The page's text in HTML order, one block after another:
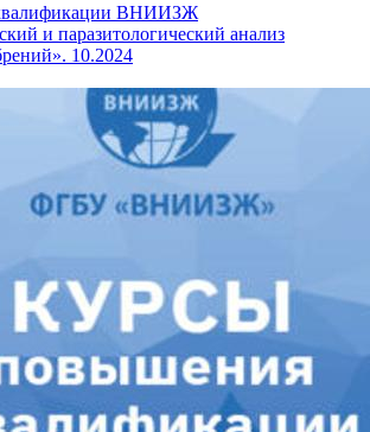
ВНИИЗЖ
и паразитологический анализ
10.2024